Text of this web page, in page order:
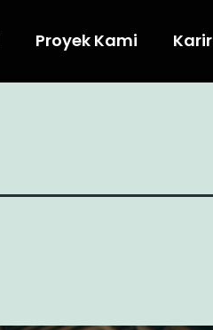
Proyek Kami Karir